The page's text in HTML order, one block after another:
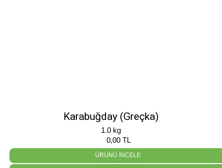
Karabuğday (Greçka)
1.0 kg
0,00 TL
ÜRÜNÜ İNCELE